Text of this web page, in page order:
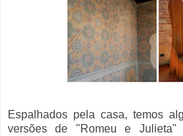
Espalhados pela casa, temos
versões de "Romeu e